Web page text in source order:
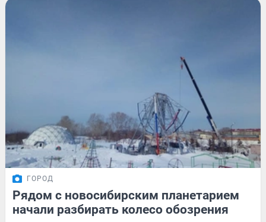
ГОРОД
Рядом с новосибирским планетарием
начали разбирать колесо обозрения